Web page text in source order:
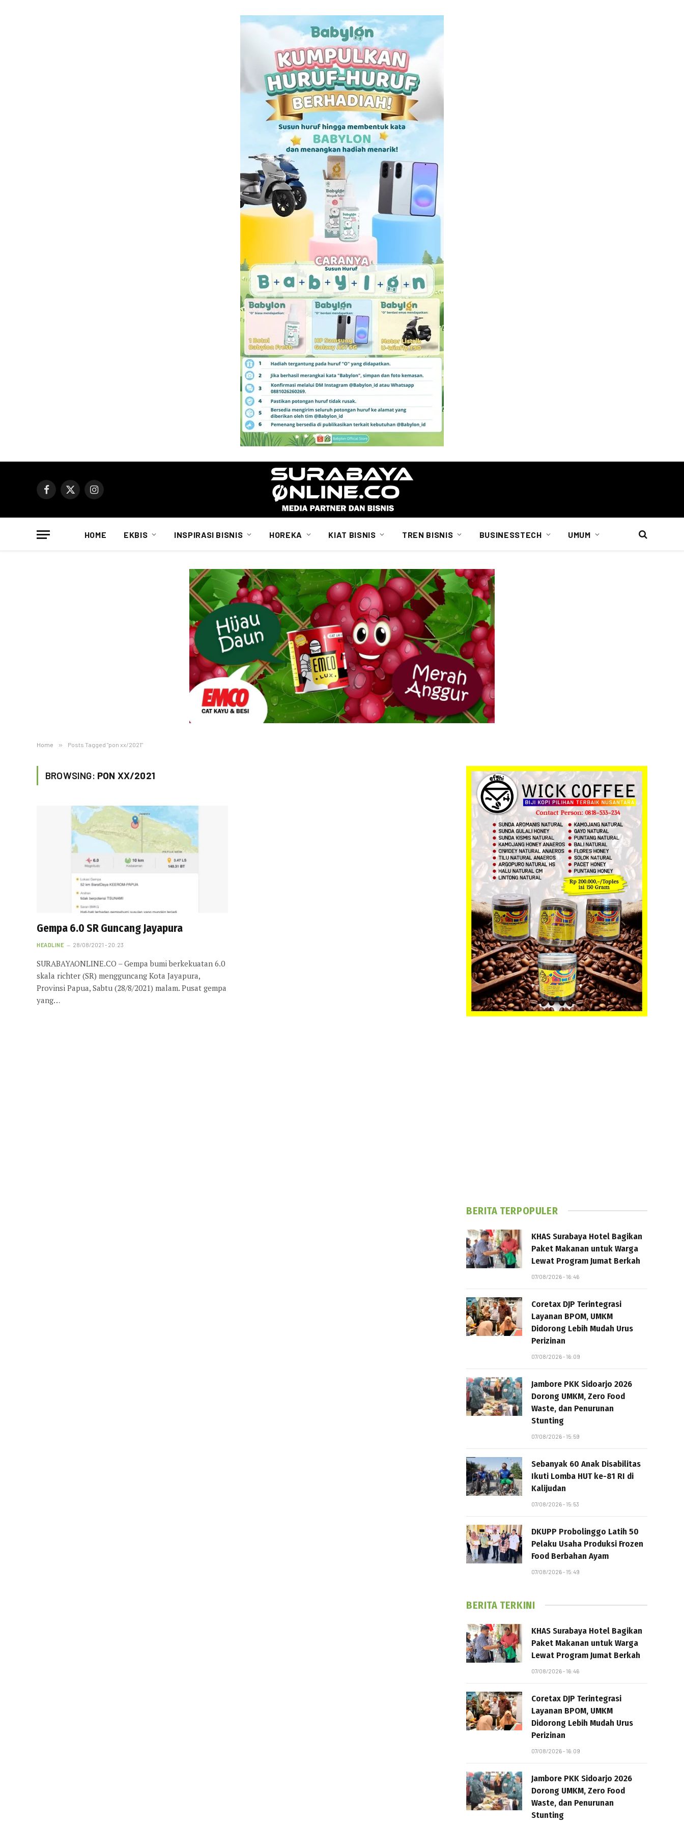
Facebook
X
Instagram
HOME EKBIS INSPIRASI BISNIS HOREKA KIAT BISNIS TREN BISNIS BUSINESSTECH UMUM
Home » Posts Tagged "pon xx/2021"
BROWSING: PON XX/2021
Gempa 6.0 SR Guncang Jayapura
HEADLINE 28/08/2021 - 20:23
SURABAYAONLINE.CO – Gempa bumi berkekuatan 6.0
skala richter (SR) mengguncang Kota Jayapura,
Provinsi Papua, Sabtu (28/8/2021) malam. Pusat gempa
yang…
BERITA TERPOPULER
KHAS Surabaya Hotel Bagikan
Paket Makanan untuk Warga
Lewat Program Jumat Berkah
07/08/2026 - 16:46
Coretax DJP Terintegrasi
Layanan BPOM, UMKM
Didorong Lebih Mudah Urus
Perizinan
07/08/2026 - 16:09
Jambore PKK Sidoarjo 2026
Dorong UMKM, Zero Food
Waste, dan Penurunan
Stunting
07/08/2026 - 15:59
Sebanyak 60 Anak Disabilitas
Ikuti Lomba HUT ke-81 RI di
Kalijudan
07/08/2026 - 15:53
DKUPP Probolinggo Latih 50
Pelaku Usaha Produksi Frozen
Food Berbahan Ayam
07/08/2026 - 15:49
BERITA TERKINI
KHAS Surabaya Hotel Bagikan
Paket Makanan untuk Warga
Lewat Program Jumat Berkah
07/08/2026 - 16:46
Coretax DJP Terintegrasi
Layanan BPOM, UMKM
Didorong Lebih Mudah Urus
Perizinan
07/08/2026 - 16:09
Jambore PKK Sidoarjo 2026
Dorong UMKM, Zero Food
Waste, dan Penurunan
Stunting